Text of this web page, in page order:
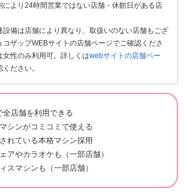
より24時間営業ではない店舗・休館日がある店
備は店舗により異なり、取扱いのない店舗もござ
コザップWEBサイトの店舗ページでご確認くださ
性のみ利用可。詳しくはwebサイトの店舗ペー
ださい。
全店舗を利用できる
シンがコミコミで使える
れている本格マシン採用
アやカラオケも（一部店舗）
スマシンも（一部店舗）